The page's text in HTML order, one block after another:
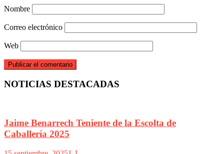
Nombre
Correo electrónico
Web
NOTICIAS DESTACADAS
Jaime Benarrech Teniente de la Escolta de
Caballería 2025